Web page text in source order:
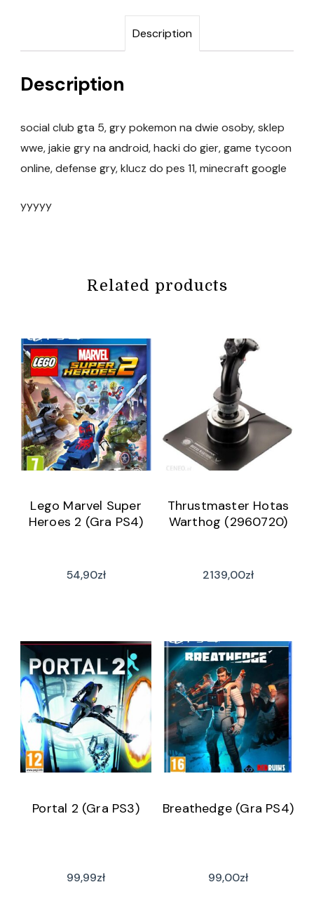
Description
Description
social club gta 5, gry pokemon na dwie osoby, sklep
wwe, jakie gry na android, hacki do gier, game tycoon
online, defense gry, klucz do pes 11, minecraft google
yyyyy
Related products
Lego Marvel Super
Heroes 2 (Gra PS4)
54,90zł
Thrustmaster Hotas
Warthog (2960720)
2139,00zł
Portal 2 (Gra PS3)
99,99zł
Breathedge (Gra PS4)
99,00zł